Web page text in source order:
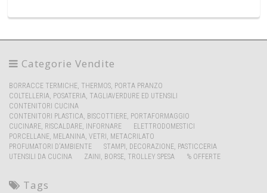
Categorie Vendite
BORRACCE TERMICHE, THERMOS, PORTA PRANZO
COLTELLERIA, POSATERIA, TAGLIAVERDURE ED UTENSILI
CONTENITORI CUCINA
CONTENITORI PLASTICA, BISCOTTIERE, PORTAFORMAGGIO
CUCINARE, RISCALDARE, INFORNARE
ELETTRODOMESTICI
PORCELLANE, MELANINA, VETRI, METACRILATO
PROFUMATORI D'AMBIENTE
STAMPI, DECORAZIONE, PASTICCERIA
UTENSILI DA CUCINA
ZAINI, BORSE, TROLLEY SPESA % OFFERTE
Tags